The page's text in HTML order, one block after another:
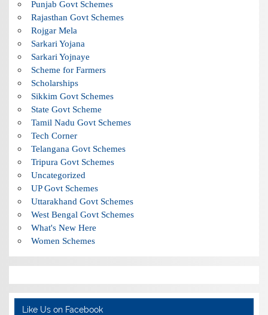
Punjab Govt Schemes
Rajasthan Govt Schemes
Rojgar Mela
Sarkari Yojana
Sarkari Yojnaye
Scheme for Farmers
Scholarships
Sikkim Govt Schemes
State Govt Scheme
Tamil Nadu Govt Schemes
Tech Corner
Telangana Govt Schemes
Tripura Govt Schemes
Uncategorized
UP Govt Schemes
Uttarakhand Govt Schemes
West Bengal Govt Schemes
What's New Here
Women Schemes
Like Us on Facebook